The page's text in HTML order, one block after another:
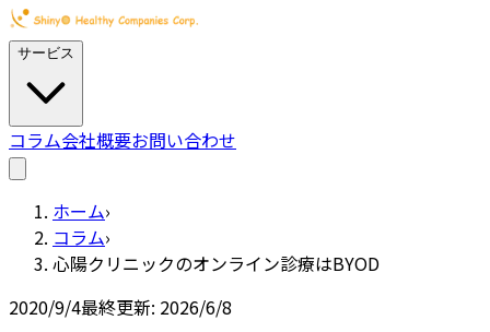
サービス
コラム会社概要お問い合わせ
ホーム›
コラム›
心陽クリニックのオンライン診療はBYOD
2020/9/4最終更新: 2026/6/8